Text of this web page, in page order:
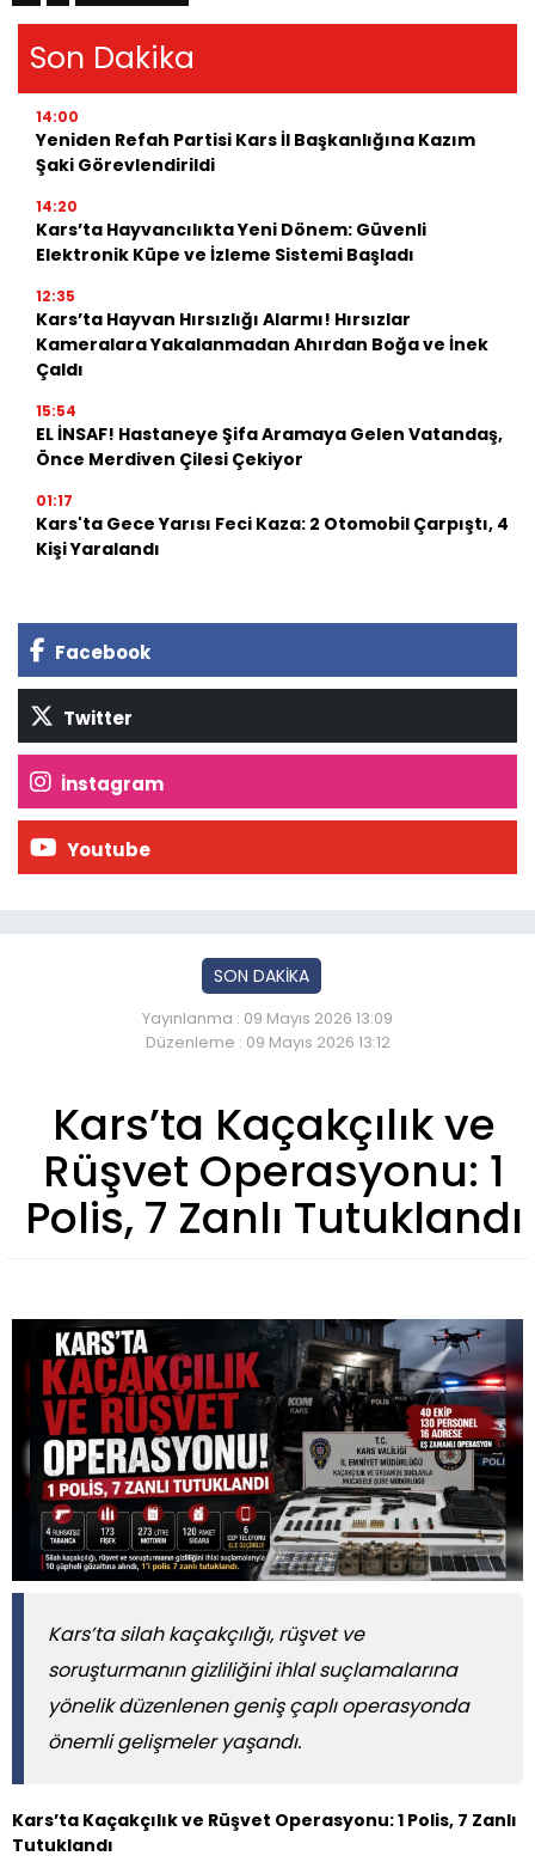
Son Dakika
14:00
Yeniden Refah Partisi Kars İl Başkanlığına Kazım
Şaki Görevlendirildi
14:20
Kars’ta Hayvancılıkta Yeni Dönem: Güvenli
Elektronik Küpe ve İzleme Sistemi Başladı
12:35
Kars’ta Hayvan Hırsızlığı Alarmı! Hırsızlar
Kameralara Yakalanmadan Ahırdan Boğa ve İnek
Çaldı
15:54
EL İNSAF! Hastaneye Şifa Aramaya Gelen Vatandaş,
Önce Merdiven Çilesi Çekiyor
01:17
Kars'ta Gece Yarısı Feci Kaza: 2 Otomobil Çarpıştı, 4
Kişi Yaralandı
Facebook
Twitter
İnstagram
Youtube
SON DAKİKA
Yayınlanma : 09 Mayıs 2026 13:09
Düzenleme : 09 Mayıs 2026 13:12
Kars’ta Kaçakçılık ve
Rüşvet Operasyonu: 1
Polis, 7 Zanlı Tutuklandı
Kars’ta silah kaçakçılığı, rüşvet ve
soruşturmanın gizliliğini ihlal suçlamalarına
yönelik düzenlenen geniş çaplı operasyonda
önemli gelişmeler yaşandı.
Kars’ta Kaçakçılık ve Rüşvet Operasyonu: 1 Polis, 7 Zanlı
Tutuklandı